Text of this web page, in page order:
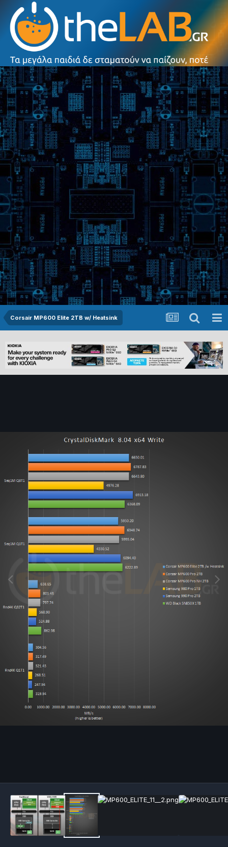
Corsair MP600 Elite 2TB w/ Heatsink